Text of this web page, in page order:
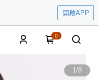
開啟APP
0
1/8